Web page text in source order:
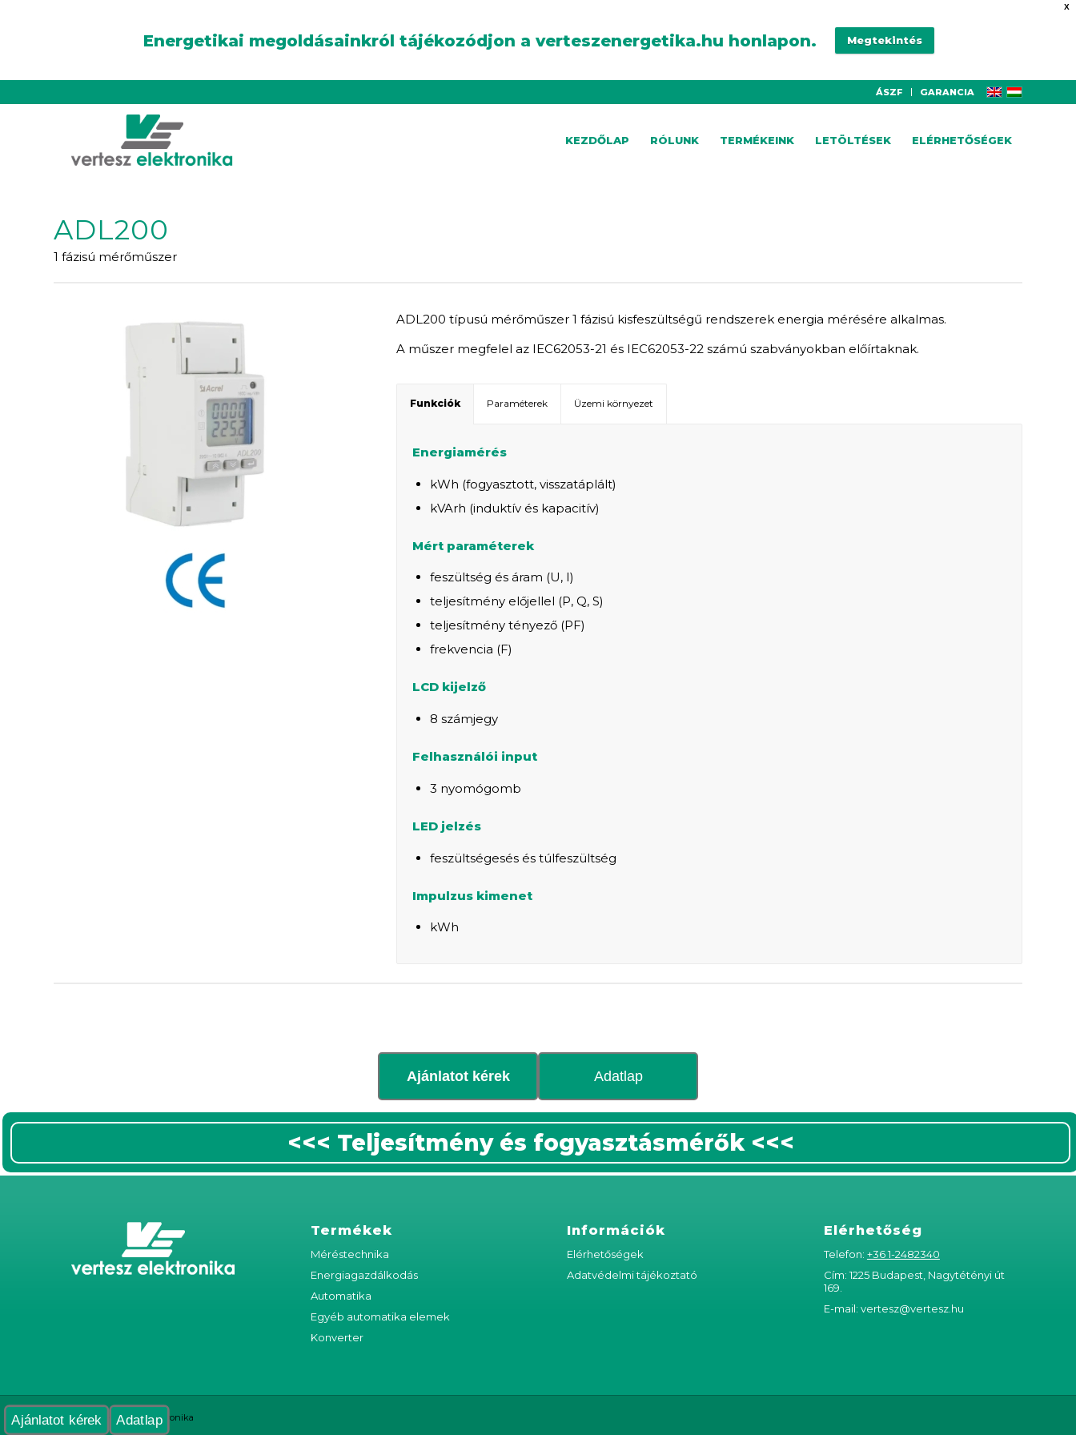
X
Energetikai megoldásainkról tájékozódjon a verteszenergetika.hu honlapon. Megtekintés
ÁSZF GARANCIA
KEZDŐLAP RÓLUNK TERMÉKEINK LETÖLTÉSEK ELÉRHETŐSÉGEK
ADL200
1 fázisú mérőműszer
ADL200 típusú mérőműszer 1 fázisú kisfeszültségű rendszerek energia mérésére alkalmas.
A műszer megfelel az IEC62053-21 és IEC62053-22 számú szabványokban előírtaknak.
Funkciók Paraméterek Üzemi környezet
Energiamérés
kWh (fogyasztott, visszatáplált)
kVArh (induktív és kapacitív)
Mért paraméterek
feszültség és áram (U, I)
teljesítmény előjellel (P, Q, S)
teljesítmény tényező (PF)
frekvencia (F)
LCD kijelző
8 számjegy
Felhasználói input
3 nyomógomb
LED jelzés
feszültségesés és túlfeszültség
Impulzus kimenet
kWh
Ajánlatot kérek Adatlap
<<< Teljesítmény és fogyasztásmérők <<<
Ajánlatot kérek Adatlap
Termékek
Méréstechnika
Energiagazdálkodás
Automatika
Egyéb automatika elemek
Konverter
Információk
Elérhetőségek
Adatvédelmi tájékoztató
Elérhetőség
Telefon: +36 1-2482340
Cím: 1225 Budapest, Nagytétényi út
169.
E-mail: vertesz@vertesz.hu
© Copyright - Vertesz Elektronika